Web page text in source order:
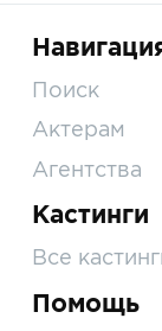
Поиск
Актерам
Агентства
Кастинги
Все
Помощь